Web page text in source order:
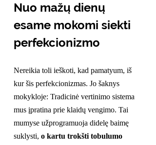
Nuo mažų dienų
esame mokomi siekti
perfekcionizmo
Nereikia toli ieškoti, kad pamatyum, iš
kur šis perfekcionizmas. Jo šaknys
mokykloje: Tradicinė vertinimo sistema
mus įpratina prie klaidų vengimo. Tai
mumyse užprogramuoja didelę baimę
suklysti, o kartu trokšti tobulumo